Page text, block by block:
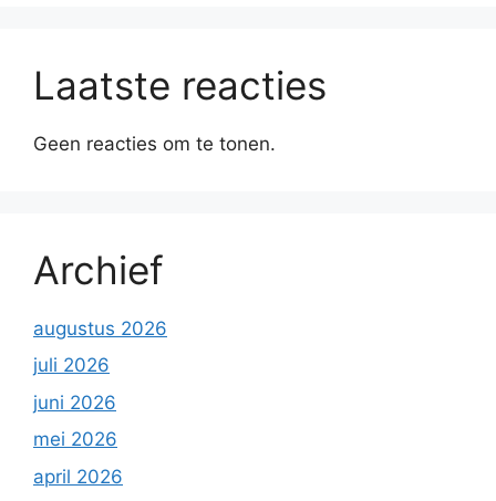
Laatste reacties
Geen reacties om te tonen.
Archief
augustus 2026
juli 2026
juni 2026
mei 2026
april 2026